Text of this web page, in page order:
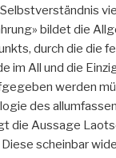
bildet die
durch die die
im All und die
werden
des
die Aussage
scheinbar